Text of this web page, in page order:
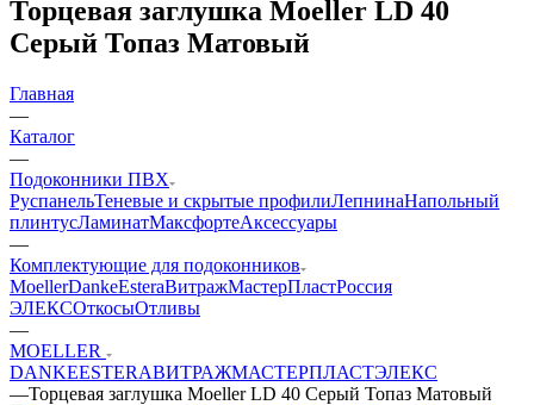
Торцевая заглушка Moeller LD 40
Серый Топаз Матовый
Главная
—
Каталог
—
Подоконники ПВХ
РуспанельТеневые и скрытые профилиЛепнинаНапольный
плинтусЛаминатМаксфортеАксессуары
—
Комплектующие для подоконников
MoellerDankeEsteraВитражМастерПластРоссия
ЭЛЕКСОткосыОтливы
—
MOELLER
DANKEESTERAВИТРАЖМАСТЕРПЛАСТЭЛЕКС
—Торцевая заглушка Moeller LD 40 Серый Топаз Матовый